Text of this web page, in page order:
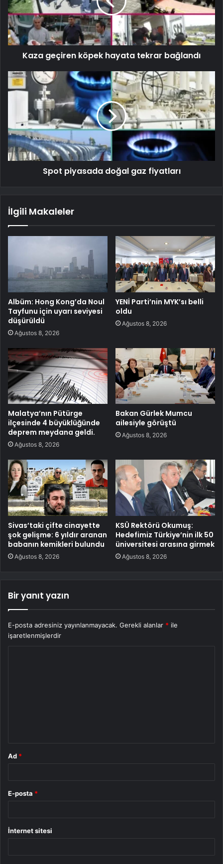
Kaza geçiren köpek hayata tekrar bağlandı
Spot piyasada doğal gaz fiyatları
İlgili Makaleler
Albüm: Hong Kong’da Noul
Tayfunu için uyarı seviyesi
düşürüldü
Ağustos 8, 2026
YENİ Parti’nin MYK’sı belli
oldu
Ağustos 8, 2026
Malatya’nın Pütürge
ilçesinde 4 büyüklüğünde
deprem meydana geldi.
Ağustos 8, 2026
Bakan Gürlek Mumcu
ailesiyle görüştü
Ağustos 8, 2026
Sivas’taki çifte cinayette
şok gelişme: 6 yıldır aranan
babanın kemikleri bulundu
Ağustos 8, 2026
KSÜ Rektörü Okumuş:
Hedefimiz Türkiye’nin ilk 50
üniversitesi arasına girmek
Ağustos 8, 2026
Bir yanıt yazın
E-posta adresiniz yayınlanmayacak. Gerekli alanlar * ile
işaretlenmişlerdir
Ad *
E-posta *
İnternet sitesi